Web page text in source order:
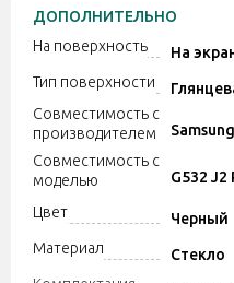
ДОПОЛНИТЕЛЬНО
На поверхность
На
Тип поверхности
Совместимость с
производителем
Samsung
Совместимость с
моделью
G532 J2
Цвет
Черный
Материал
Стекло